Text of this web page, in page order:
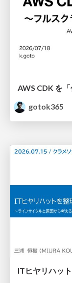
gotok365